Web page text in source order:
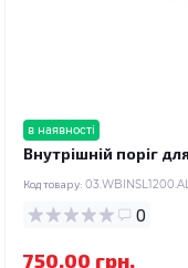
в наявності
Внутрішній поріг
Код товару:
0
750.00 грн.